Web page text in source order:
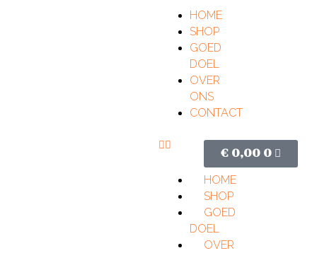
HOME
SHOP
GOED
DOEL
OVER
ONS
CONTACT
HOME
SHOP
GOED
DOEL
OVER
€ 0,00 0